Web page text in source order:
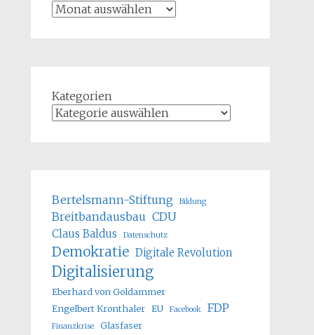
Kategorien
Bertelsmann-Stiftung Bildung
Breitbandausbau CDU
Claus Baldus Datenschutz
Demokratie Digitale Revolution
Digitalisierung
Eberhard von Goldammer
Engelbert Kronthaler EU Facebook FDP
Finanzkrise Glasfaser